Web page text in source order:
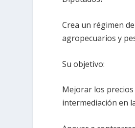
Crea un régimen
agropecuarios y
Su objetivo:
Mejorar los
intermediación en